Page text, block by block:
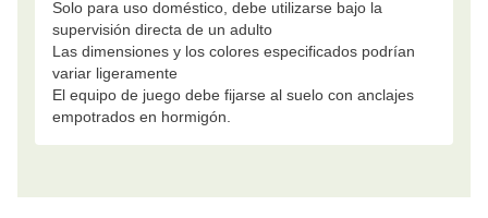
Solo para uso doméstico, debe utilizarse bajo la
supervisión directa de un adulto
Las dimensiones y los colores especificados podrían
variar ligeramente
El equipo de juego debe fijarse al suelo con anclajes
empotrados en hormigón.